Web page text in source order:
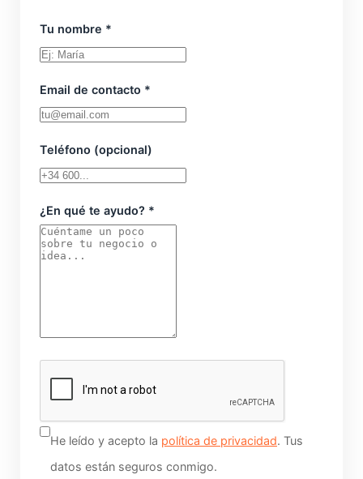
Tu nombre *
Email de contacto *
Teléfono (opcional)
¿En qué te ayudo? *
rellenes
si
eres
humano:
He leído y acepto la política de privacidad. Tus
datos están seguros conmigo.